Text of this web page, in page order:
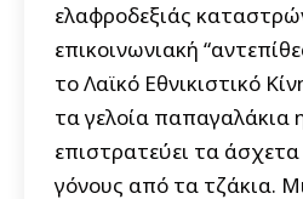
ελαφροδεξιάς
επικοινωνιακή
το Λαϊκό Εθνικιστικό
τα γελοία παπαγαλάκια
επιστρατεύει τα άσχετα
γόνους από τα τζάκια.